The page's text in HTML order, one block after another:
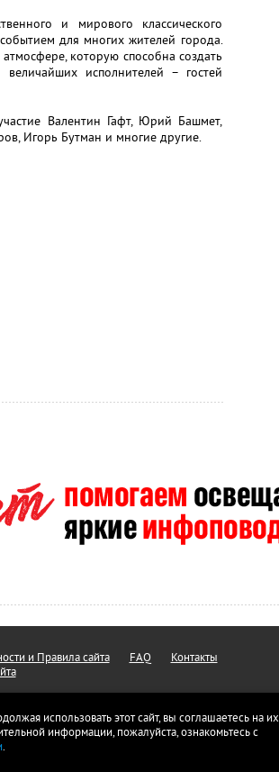
и мирового классического
для многих жителей города.
которую способна создать
исполнителей – гостей
Валентин Гафт, Юрий Башмет,
Игорь Бутман и многие другие.
использовать этот сайт, вы соглашаетесь на их
информации, пожалуйста, ознакомьтесь с
.
и Правила сайта FAQ
Контакты